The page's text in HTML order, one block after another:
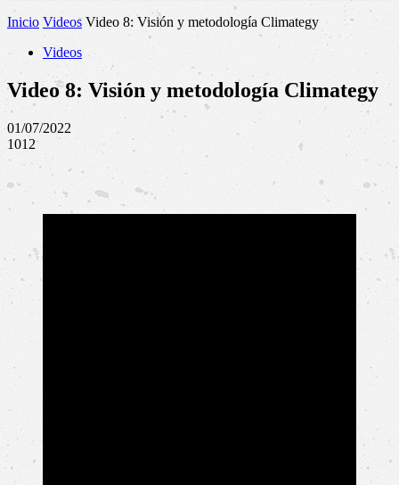
Inicio Videos Video 8: Visión y metodología Climategy
Videos
Video 8: Visión y metodología Climategy
01/07/2022
1012